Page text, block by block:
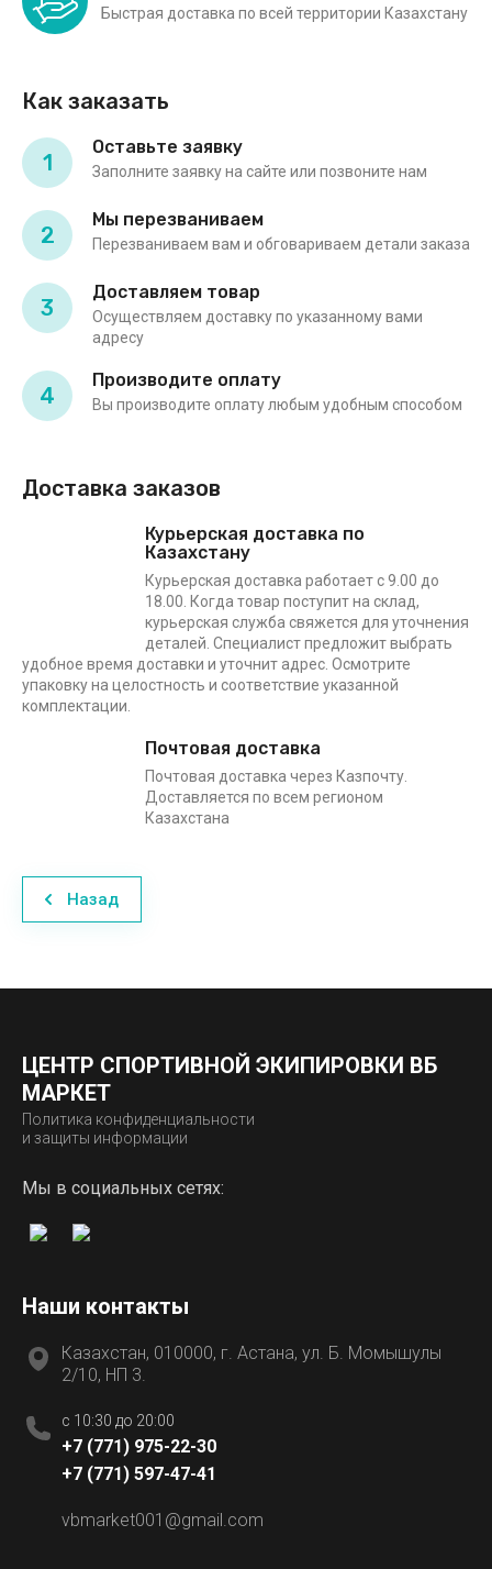
Быстрая доставка по всей территории Казахстану
Как заказать
1
Оставьте заявку
Заполните заявку на сайте или позвоните нам
2
Мы перезваниваем
Перезваниваем вам и обговариваем детали заказа
3
Доставляем товар
Осуществляем доставку по указанному вами
адресу
4
Производите оплату
Вы производите оплату любым удобным способом
Доставка заказов
Курьерская доставка по
Казахстану
Курьерская доставка работает с 9.00 до
18.00. Когда товар поступит на склад,
курьерская служба свяжется для уточнения
деталей. Специалист предложит выбрать
удобное время доставки и уточнит адрес. Осмотрите
упаковку на целостность и соответствие указанной
комплектации.
Почтовая доставка
Почтовая доставка через Казпочту.
Доставляется по всем регионом
Казахстана
Назад
ЦЕНТР СПОРТИВНОЙ ЭКИПИРОВКИ ВБ
МАРКЕТ
Политика конфиденциальности
и защиты информации
Мы в социальных сетях:
Наши контакты
Казахстан, 010000, г. Астана, ул. Б. Момышулы
2/10, НП 3.
c 10:30 до 20:00
+7 (771) 975-22-30
+7 (771) 597-47-41
vbmarket001@gmail.com